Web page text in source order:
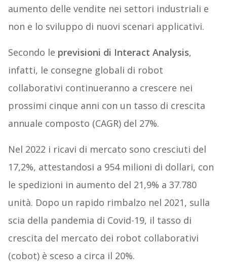
aumento delle vendite nei settori industriali e
non e lo sviluppo di nuovi scenari applicativi.
Secondo le previsioni di Interact Analysis,
infatti, le consegne globali di robot
collaborativi continueranno a crescere nei
prossimi cinque anni con un tasso di crescita
annuale composto (CAGR) del 27%.
Nel 2022 i ricavi di mercato sono cresciuti del
17,2%, attestandosi a 954 milioni di dollari, con
le spedizioni in aumento del 21,9% a 37.780
unità. Dopo un rapido rimbalzo nel 2021, sulla
scia della pandemia di Covid-19, il tasso di
crescita del mercato dei robot collaborativi
(cobot) è sceso a circa il 20%.